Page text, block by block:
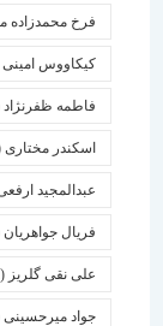
فرخ محمدزاده مهر(3)
کیکاووس امینی(3)
فاطمه ظفرنژاد(3)
اسكندر مختاری (3)
عبدالمجید ارفعی(3)
فریال جواهریان(2)
علی نقی گلریز(2)
جواد میرحسینی(2)